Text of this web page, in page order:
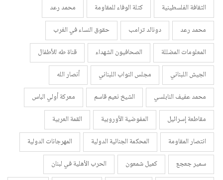
الثقافة الفلسطينية
كتلة الوفاء للمقاومة
محمد رعد
محمد رعد
دونالد ترامب
حقوق النساء في الغرب
المعلومات المضللة
الصحافيون الشهداء
قناة طه للأطفال
الجيش اللبناني
مجلس النواب اللبناني
أنصار الله
محمد عفيف النابلسي
الشيخ نعيم قاسم
معركة أولي الباس
مقاطعة إسرائيل
المفوضية الأوروبية
القمة العربية
انتصار المقاومة
المحكمة الجنائية الدولية
المهرجانات الدولية
سمير جعجع
كميل شمعون
الحرب الأهلية في لبنان